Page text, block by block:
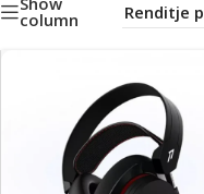
column